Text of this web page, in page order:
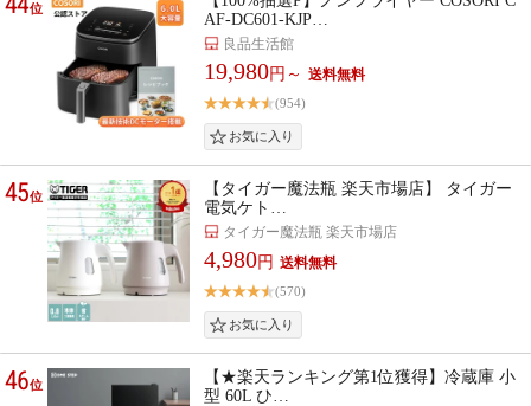
位
AF-DC601-KJP…
良品生活館
19,980円～
(954)
45位
【タイガー魔法瓶 楽天市場店】 タイガー
電気ケト…
タイガー魔法瓶 楽天市場店
4,980円
(570)
46位
【★楽天ランキング第1位獲得】冷蔵庫 小
型 60L ひ…